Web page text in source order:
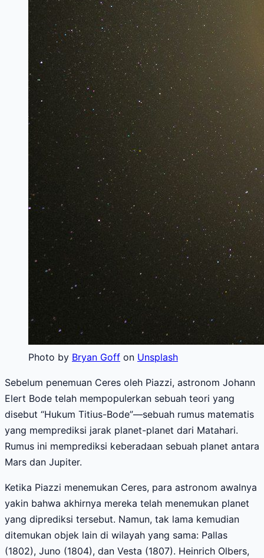
Photo by Bryan Goff on Unsplash
Sebelum penemuan Ceres oleh Piazzi, astronom Johann
Elert Bode telah mempopulerkan sebuah teori yang
disebut “Hukum Titius-Bode”—sebuah rumus matematis
yang memprediksi jarak planet-planet dari Matahari.
Rumus ini memprediksi keberadaan sebuah planet antara
Mars dan Jupiter.
Ketika Piazzi menemukan Ceres, para astronom awalnya
yakin bahwa akhirnya mereka telah menemukan planet
yang diprediksi tersebut. Namun, tak lama kemudian
ditemukan objek lain di wilayah yang sama: Pallas
(1802), Juno (1804), dan Vesta (1807). Heinrich Olbers,